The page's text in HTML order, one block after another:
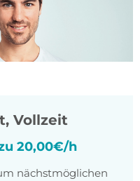
Vollzeit
20,00€/h
nächstmöglichen